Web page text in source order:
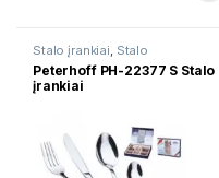
Stalo įrankiai, Stalo
serveravimui
Peterhoff PH-22377 S Stalo
įrankiai